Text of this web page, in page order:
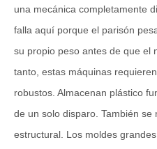
una mecánica completamente
falla aquí porque el parisón
su propio peso antes de que el
tanto, estas máquinas
robustos. Almacenan plástico
de un solo disparo. También
estructural. Los moldes